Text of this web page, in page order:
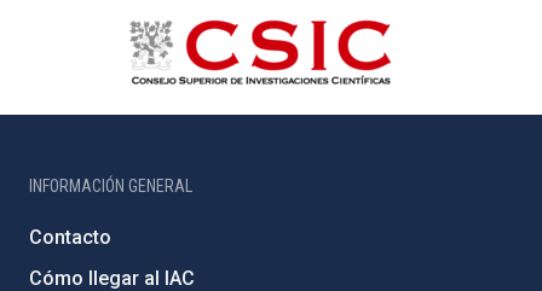
INFORMACIÓN GENERAL
Contacto
Cómo llegar al IAC